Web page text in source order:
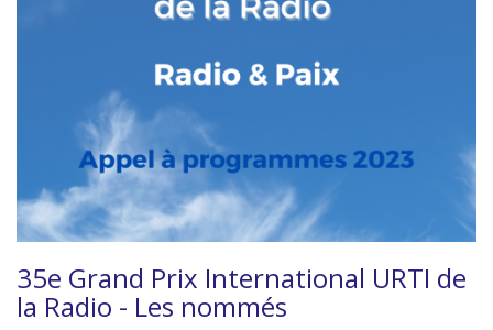
35e Grand Prix International URTI de
la Radio - Les nommés